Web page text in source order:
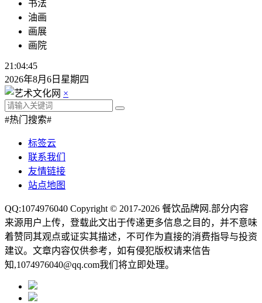
书法
油画
画展
画院
21:04:47
2026年8月6日星期四
×
#热门搜索#
标签云
联系我们
友情链接
站点地图
QQ:1074976040 Copyright © 2017-2026 餐饮品牌网 .部分内容
来源用户上传，登载此文出于传递更多信息之目的，并不意味
着赞同其观点或证实其描述，不可作为直接的消费指导与投资
建议。文章内容仅供参考，如有侵犯版权请来信告
知,1074976040@qq.com我们将立即处理。